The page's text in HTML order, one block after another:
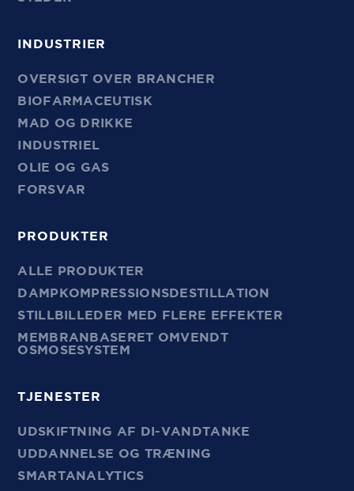
INDUSTRIER
OVERSIGT OVER BRANCHER
BIOFARMACEUTISK
MAD OG DRIKKE
INDUSTRIEL
OLIE OG GAS
FORSVAR
PRODUKTER
ALLE PRODUKTER
DAMPKOMPRESSIONSDESTILLATION
STILLBILLEDER MED FLERE EFFEKTER
MEMBRANBASERET OMVENDT
OSMOSESYSTEM
TJENESTER
UDSKIFTNING AF DI-VANDTANKE
UDDANNELSE OG TRÆNING
SMARTANALYTICS